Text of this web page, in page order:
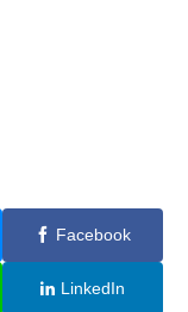
Facebook
LinkedIn